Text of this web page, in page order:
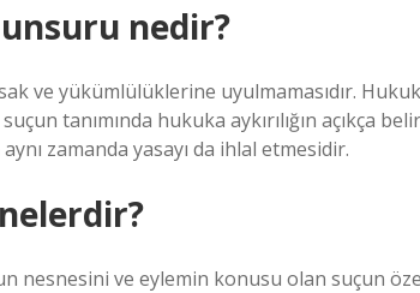
unsuru nedir?
ve yükümlülüklerine uyulmamasıdır.
tanımında hukuka aykırılığın açıkça
zamanda yasayı da ihlal etmesidir.
nesnesini ve eylemin konusu olan suçun